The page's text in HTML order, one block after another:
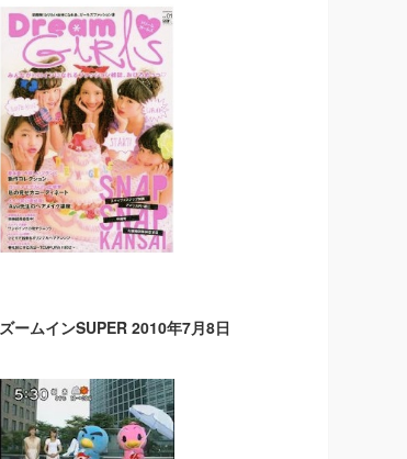
ズームインSUPER 2010年7月8日